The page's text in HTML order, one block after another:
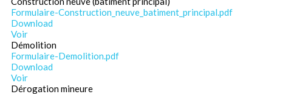
Formulaire-Construction_neuve_batiment_principal.pdf
Download
Voir
Démolition
Formulaire-Demolition.pdf
Download
Voir
Dérogation mineure